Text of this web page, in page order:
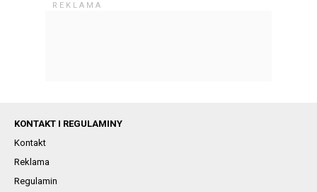
KONTAKT I REGULAMINY
Kontakt
Reklama
Regulamin